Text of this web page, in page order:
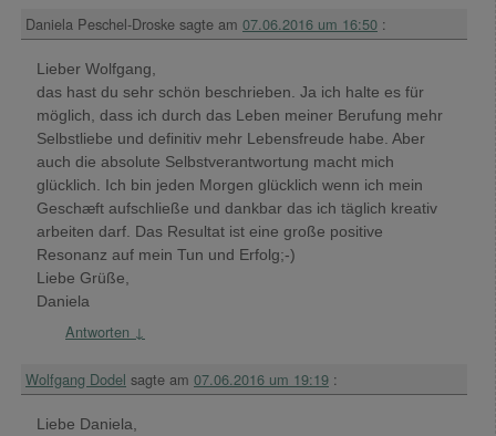
Daniela Peschel-Droske sagte am 07.06.2016 um 16:50 :
Lieber Wolfgang,
das hast du sehr schön beschrieben. Ja ich halte es für
möglich, dass ich durch das Leben meiner Berufung mehr
Selbstliebe und definitiv mehr Lebensfreude habe. Aber
auch die absolute Selbstverantwortung macht mich
glücklich. Ich bin jeden Morgen glücklich wenn ich mein
Geschæft aufschließe und dankbar das ich täglich kreativ
arbeiten darf. Das Resultat ist eine große positive
Resonanz auf mein Tun und Erfolg;-)
Liebe Grüße,
Daniela
Antworten ↓
Wolfgang Dodel sagte am 07.06.2016 um 19:19 :
Liebe Daniela,